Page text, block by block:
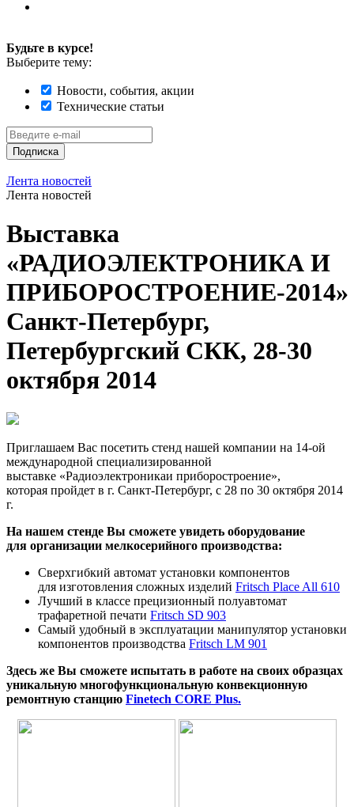
Будьте в курсе!
Выберите тему:
Новости, события, акции
Технические статьи
Подписка
Лента новостей
Лента новостей
Выставка
«РАДИОЭЛЕКТРОНИКА И
ПРИБОРОСТРОЕНИЕ-2014»
Санкт-Петербург,
Петербургский СКК, 28-30
октября 2014
Приглашаем Вас посетить стенд нашей компании на 14-ой
международной специализированной
выставке «Радиоэлектроникаи приборостроение»,
которая пройдет в г. Санкт-Петербург, с 28 по 30 октября 2014
г.
На нашем стенде Вы сможете увидеть оборудование
для организации мелкосерийного производства:
Сверхгибкий автомат установки компонентов
для изготовления сложных изделий Fritsch Place All 610
Лучший в классе прецизионный полуавтомат
трафаретной печати Fritsch SD 903
Самый удобный в эксплуатации манипулятор установки
компонентов производства Fritsch LM 901
Здесь же Вы сможете испытать в работе на своих образцах
уникальную многофункциональную конвекционную
ремонтную станцию Finetech CORE Plus.